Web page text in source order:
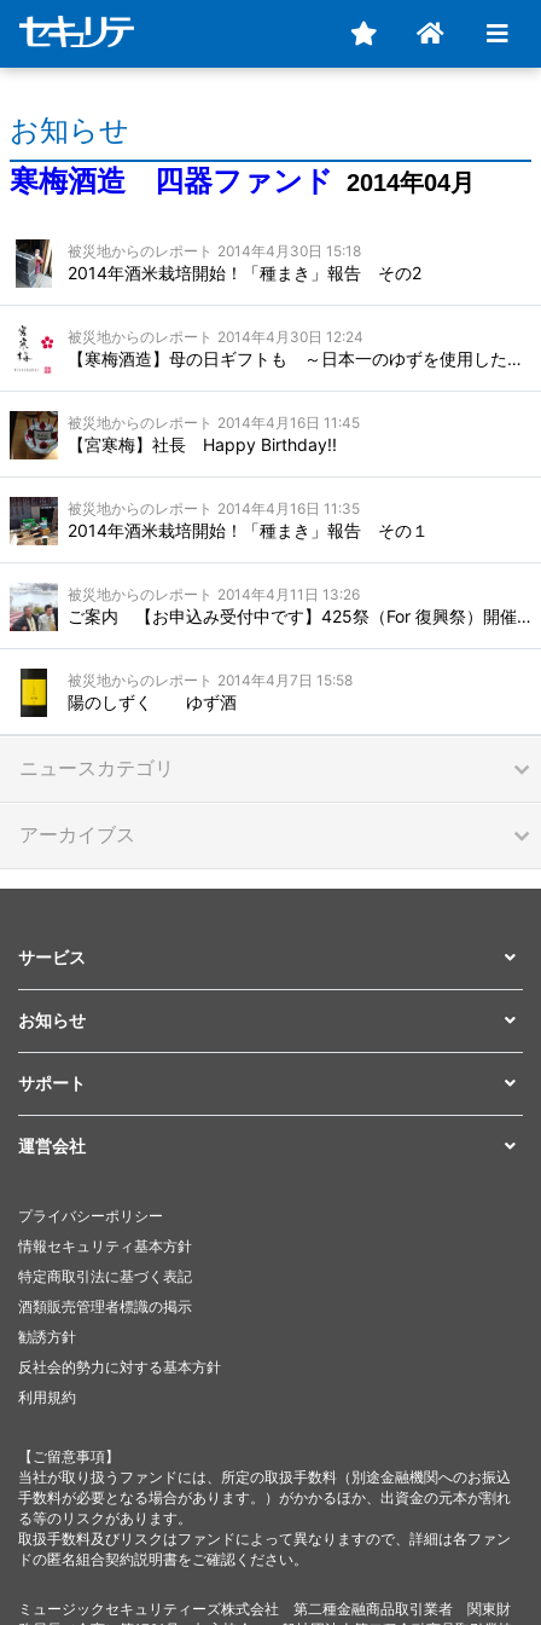
お知らせ
寒梅酒造 四器ファンド
2014年04月
被災地からのレポート 2014年4月30日 15:18
2014年酒米栽培開始！「種まき」報告 その2
被災地からのレポート 2014年4月30日 12:24
【寒梅酒造】母の日ギフトも ～日本一のゆずを使用したリキュール「陽のしずく」～
被災地からのレポート 2014年4月16日 11:45
【宮寒梅】社長 Happy Birthday!!
被災地からのレポート 2014年4月16日 11:35
2014年酒米栽培開始！「種まき」報告 その１
被災地からのレポート 2014年4月11日 13:26
ご案内 【お申込み受付中です】425祭（For 復興祭）開催します
被災地からのレポート 2014年4月7日 15:58
陽のしずく ゆず酒
ニュースカテゴリ
アーカイブス
サービス
お知らせ
サポート
運営会社
プライバシーポリシー
情報セキュリティ基本方針
特定商取引法に基づく表記
酒類販売管理者標識の掲示
勧誘方針
反社会的勢力に対する基本方針
利用規約
【ご留意事項】
当社が取り扱うファンドには、所定の取扱手数料（別途金融機関へのお振込
手数料が必要となる場合があります。）がかかるほか、出資金の元本が割れ
る等のリスクがあります。
取扱手数料及びリスクはファンドによって異なりますので、詳細は各ファン
ドの匿名組合契約説明書をご確認ください。
ミュージックセキュリティーズ株式会社 第二種金融商品取引業者 関東財